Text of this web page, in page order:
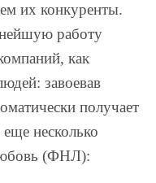
их конкуренты.
работу
как
завоевав
получает
несколько
(ФНЛ):